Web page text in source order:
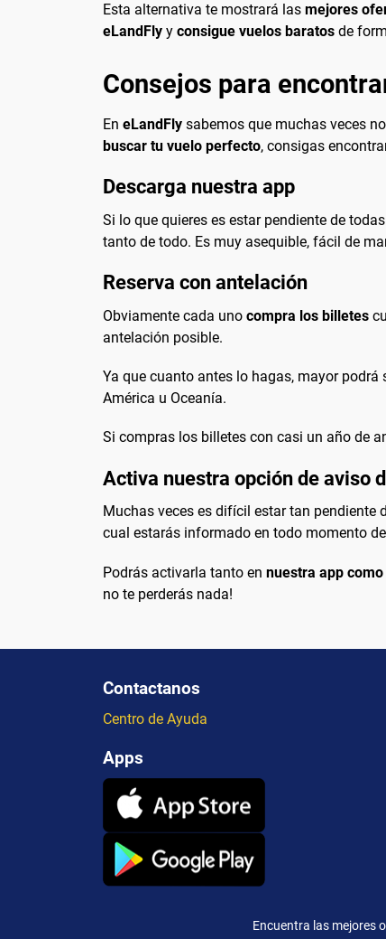
Esta alternativa te mostrará las mejores
eLandFly y consigue vuelos baratos de
Consejos para
En eLandFly sabemos que muchas veces
buscar tu vuelo perfecto, consigas
Descarga nuestra app
Si lo que quieres es estar pendiente de
tanto de todo. Es muy asequible, fácil de
Reserva con antelación
Obviamente cada uno compra los billetes
antelación posible.
Ya que cuanto antes lo hagas, mayor podrá
América u Oceanía.
Si compras los billetes con casi un año de
Activa nuestra opción de aviso
Muchas veces es difícil estar tan pendiente
cual estarás informado en todo momento
Podrás activarla tanto en nuestra app
no te perderás nada!
Contactanos
Centro de Ayuda
Apps
Encuentra las mejores